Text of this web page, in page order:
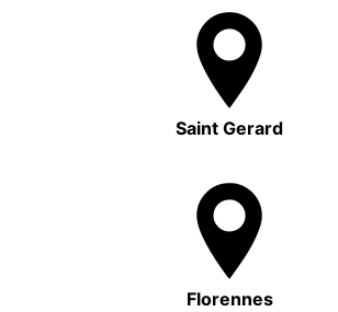
Saint Gerard
Florennes